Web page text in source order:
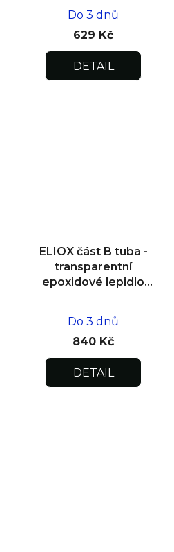
Do 3 dnů
629 Kč
DETAIL
ELIOX část B tuba -
transparentní
epoxidové lepidlo
Do 3 dnů
840 Kč
DETAIL